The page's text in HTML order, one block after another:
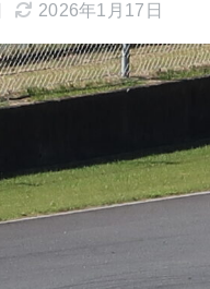
2026年1月17日